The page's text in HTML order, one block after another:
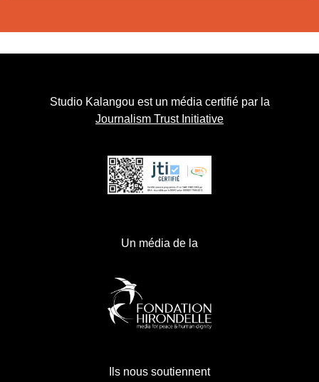
Studio Kalangou est un média certifié par la
Journalism Trust Initiative
Un média de la
Ils nous soutiennent